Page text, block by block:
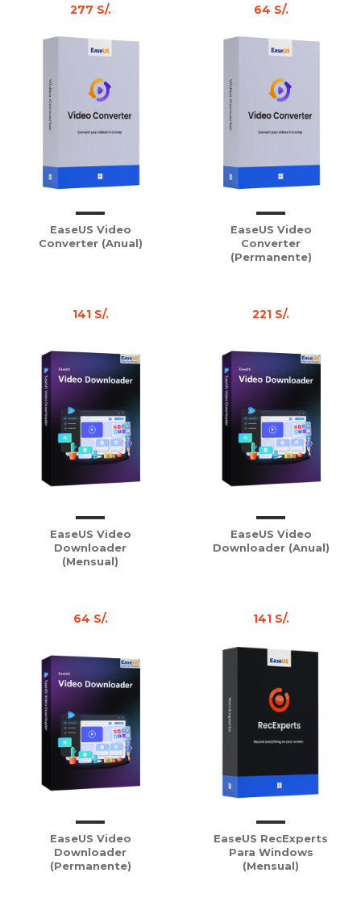
277 S/. 64 S/.
EaseUS Video
Converter (Anual)
141 S/.
EaseUS Video
Converter
(Permanente)
221 S/.
EaseUS Video
Downloader
(Mensual)
64 S/.
EaseUS Video
Downloader (Anual)
141 S/.
EaseUS Video
Downloader
(Permanente)
EaseUS RecExperts
Para Windows
(Mensual)